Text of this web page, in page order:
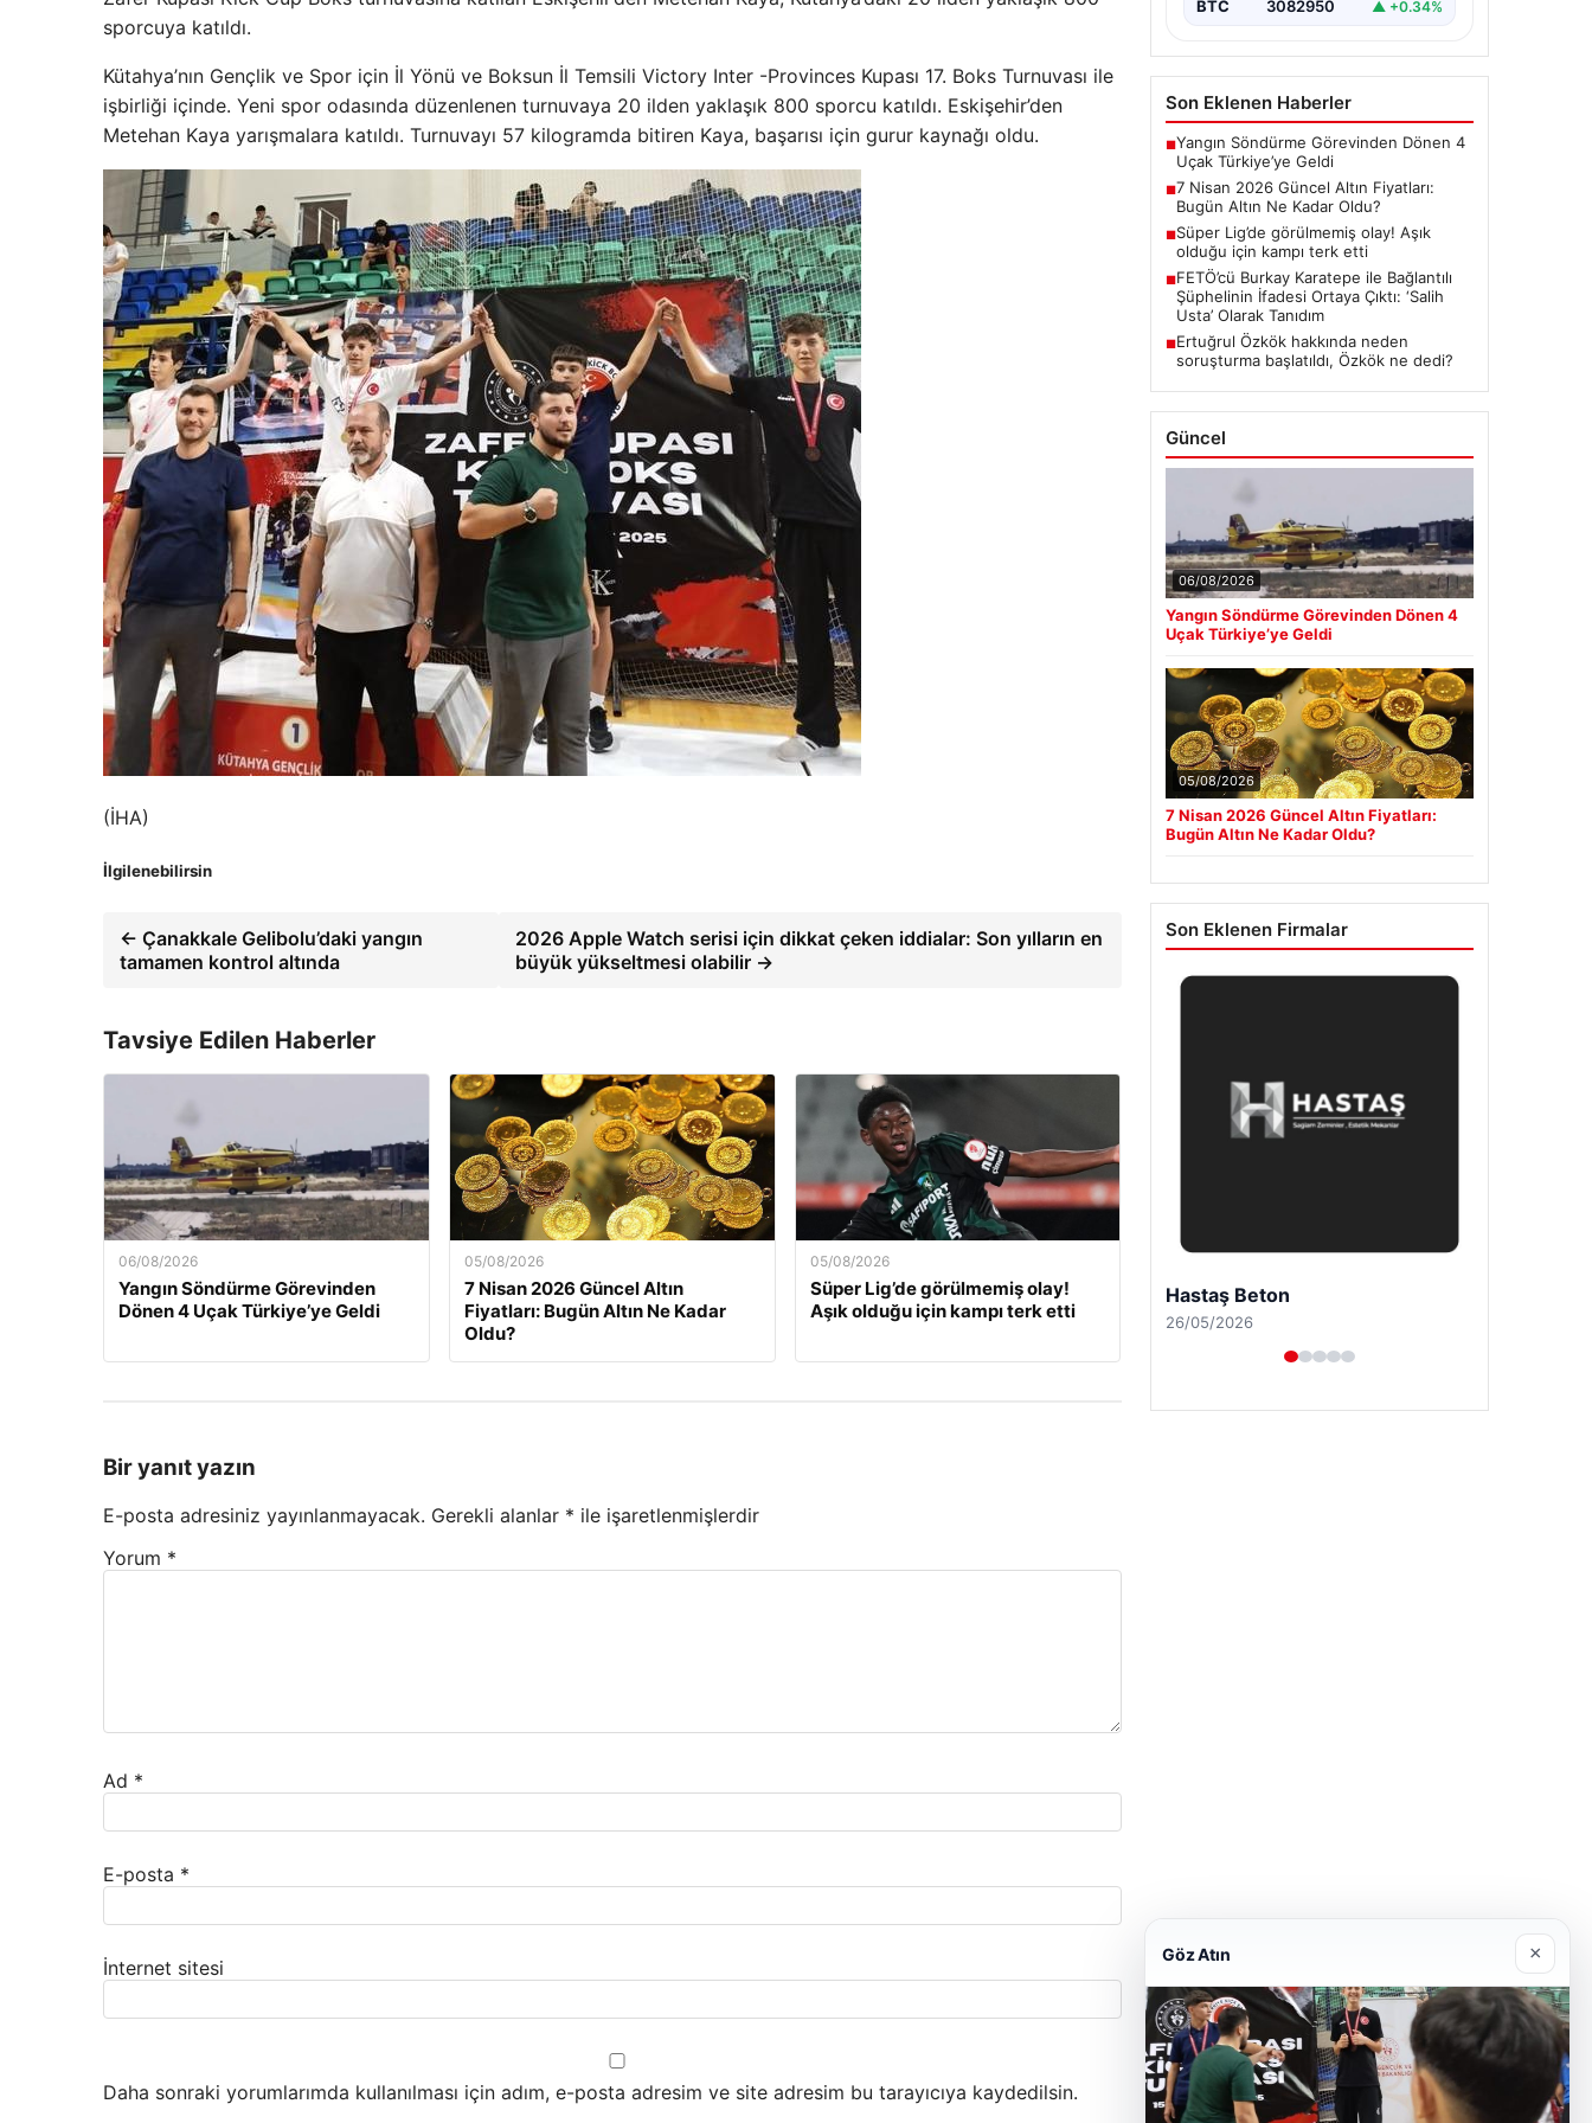
sporcuya katıldı.
Kütahya’nın Gençlik ve Spor için İl Yönü ve Boksun İl Temsili Victory Inter -Provinces Kupası 17. Boks Turnuvası ile
işbirliği içinde. Yeni spor odasında düzenlenen turnuvaya 20 ilden yaklaşık 800 sporcu katıldı. Eskişehir’den
Metehan Kaya yarışmalara katıldı. Turnuvayı 57 kilogramda bitiren Kaya, başarısı için gurur kaynağı oldu.
(İHA)
İlgilenebilirsin
← Çanakkale Gelibolu’daki yangın
tamamen kontrol altında
2026 Apple Watch serisi için dikkat çeken iddialar: Son yılların en
büyük yükseltmesi olabilir →
Tavsiye Edilen Haberler
06/08/2026
Yangın Söndürme Görevinden
Dönen 4 Uçak Türkiye’ye Geldi
05/08/2026
7 Nisan 2026 Güncel Altın
Fiyatları: Bugün Altın Ne Kadar
Oldu?
05/08/2026
Süper Lig’de görülmemiş olay!
Aşık olduğu için kampı terk etti
Bir yanıt yazın
E-posta adresiniz yayınlanmayacak. Gerekli alanlar * ile işaretlenmişlerdir
Yorum *
Ad *
E-posta *
İnternet sitesi
Daha sonraki yorumlarımda kullanılması için adım, e-posta adresim ve site adresim bu tarayıcıya kaydedilsin.
BTC 3082950 ▲ +0.34%
Son Eklenen Haberler
■Yangın Söndürme Görevinden Dönen 4
Uçak Türkiye’ye Geldi
■7 Nisan 2026 Güncel Altın Fiyatları:
Bugün Altın Ne Kadar Oldu?
■Süper Lig’de görülmemiş olay! Aşık
olduğu için kampı terk etti
■FETÖ’cü Burkay Karatepe ile Bağlantılı
Şüphelinin İfadesi Ortaya Çıktı: ‘Salih
Usta’ Olarak Tanıdım
■Ertuğrul Özkök hakkında neden
soruşturma başlatıldı, Özkök ne dedi?
Güncel
06/08/2026
Yangın Söndürme Görevinden Dönen 4
Uçak Türkiye’ye Geldi
05/08/2026
7 Nisan 2026 Güncel Altın Fiyatları:
Bugün Altın Ne Kadar Oldu?
Son Eklenen Firmalar
Enes Kaplan Avukatlık Bürosu
28/04/2026
Göz Atın ×